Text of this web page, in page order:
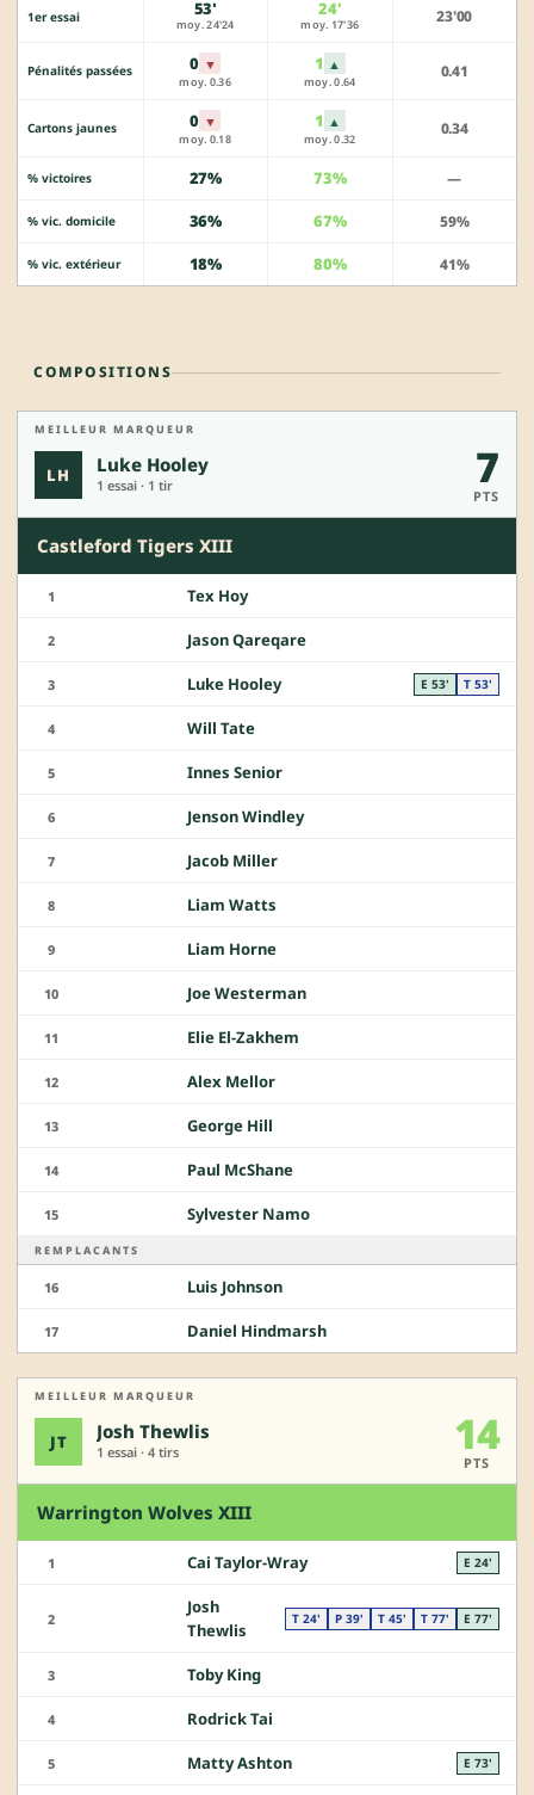
1er essai 53'
moy. 24'24
24'
moy. 17'36 23'00
Pénalités passées 0 ▼
moy. 0.36
1 ▲
moy. 0.64
0.41
Cartons jaunes 0 ▼
moy. 0.18
1 ▲
moy. 0.32
0.34
% victoires 27% 73% —
% vic. domicile 36% 67% 59%
% vic. extérieur 18% 80% 41%
COMPOSITIONS
MEILLEUR MARQUEUR
LH Luke Hooley
1 essai · 1 tir 7
PTS
Castleford Tigers XIII
1 Tex Hoy
2 Jason Qareqare
3 Luke Hooley E 53' T 53'
4 Will Tate
5 Innes Senior
6 Jenson Windley
7 Jacob Miller
8 Liam Watts
9 Liam Horne
10 Joe Westerman
11 Elie El-Zakhem
12 Alex Mellor
13 George Hill
14 Paul McShane
15 Sylvester Namo
REMPLACANTS
16 Luis Johnson
17 Daniel Hindmarsh
MEILLEUR MARQUEUR
JT Josh Thewlis
1 essai · 4 tirs 14
PTS
Warrington Wolves XIII
1 Cai Taylor-Wray E 24'
2
Josh
Thewlis
T 24' P 39' T 45' T 77' E 77'
3 Toby King
4 Rodrick Tai
5 Matty Ashton E 73'